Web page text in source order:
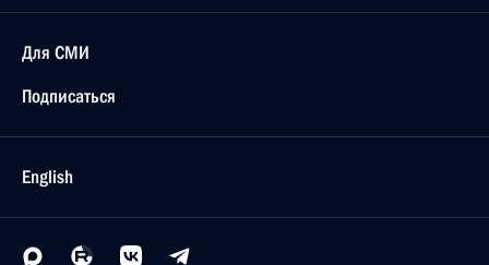
Для СМИ
Подписаться
English